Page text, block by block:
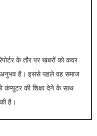
के तौर पर खबरों को कवर
अनुभव है। इससे पहले वह समाज
की शिक्षा देने के साथ
है।